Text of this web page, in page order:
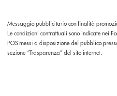
Messaggio pubblicitario con finalità
Le condizioni contrattuali sono indicate nei
POS messi a disposizione del pubblico
sezione “Trasparenza” del sito internet.